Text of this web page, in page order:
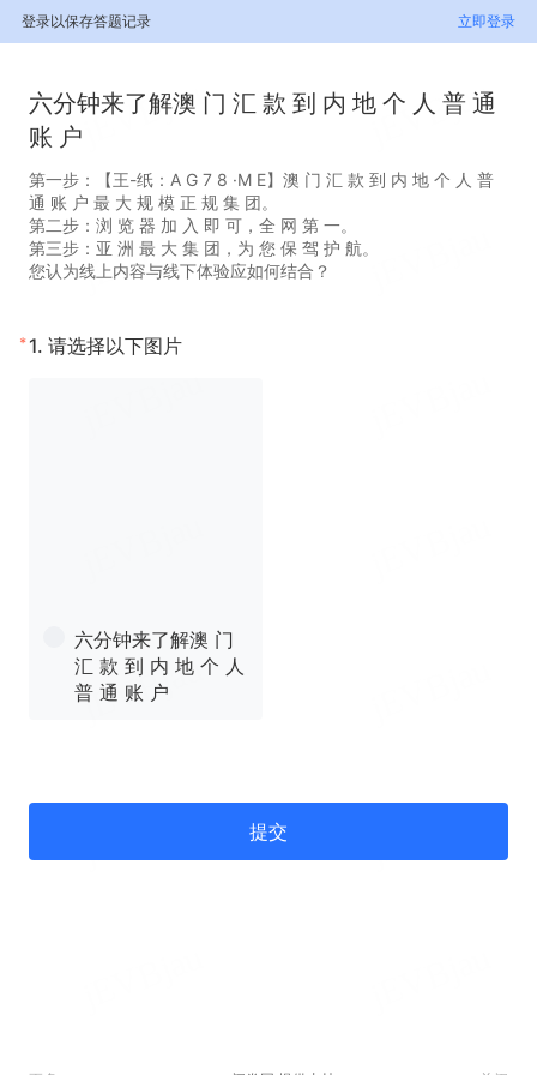
登录以保存答题记录 立即登录
六分钟来了解澳 门 汇 款 到 内 地 个 人 普 通
账 户
第一步：【王-纸：A G 7 8 ·M E】澳 门 汇 款 到 内 地 个 人 普
通 账 户 最 大 规 模 正 规 集 团。
第二步：浏 览 器 加 入 即 可，全 网 第 一。
第三步：亚 洲 最 大 集 团，为 您 保 驾 护 航。
您认为线上内容与线下体验应如何结合？
* 1. 请选择以下图片
六分钟来了解澳 门
汇 款 到 内 地 个 人
普 通 账 户
提交